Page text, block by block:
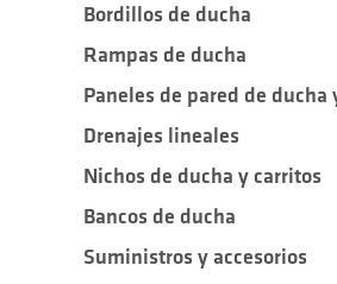
Bordillos de ducha
Rampas de ducha
Paneles de pared de
Drenajes lineales
Nichos de ducha y carritos
Bancos de ducha
Suministros y accesorios